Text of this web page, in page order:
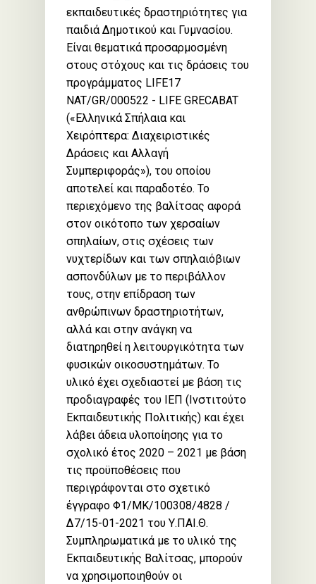
εκπαιδευτικές δραστηριότητες για
παιδιά Δημοτικού και Γυμνασίου.
Είναι θεματικά προσαρμοσμένη
στους στόχους και τις δράσεις του
προγράμματος LIFE17
NAT/GR/000522 - LIFE GRECABAT
(«Ελληνικά Σπήλαια και
Χειρόπτερα: Διαχειριστικές
Δράσεις και Αλλαγή
Συμπεριφοράς»), του οποίου
αποτελεί και παραδοτέο. Το
περιεχόμενο της βαλίτσας αφορά
στον οικότοπο των χερσαίων
σπηλαίων, στις σχέσεις των
νυχτερίδων και των σπηλαιόβιων
ασπονδύλων με το περιβάλλον
τους, στην επίδραση των
ανθρώπινων δραστηριοτήτων,
αλλά και στην ανάγκη να
διατηρηθεί η λειτουργικότητα των
φυσικών οικοσυστημάτων. Το
υλικό έχει σχεδιαστεί με βάση τις
προδιαγραφές του ΙΕΠ (Ινστιτούτο
Εκπαιδευτικής Πολιτικής) και έχει
λάβει άδεια υλοποίησης για το
σχολικό έτος 2020 – 2021 με βάση
τις προϋποθέσεις που
περιγράφονται στο σχετικό
έγγραφο Φ1/ΜΚ/100308/4828 /
Δ7/15-01-2021 του Υ.ΠΑΙ.Θ.
Συμπληρωματικά με το υλικό της
Εκπαιδευτικής Βαλίτσας, μπορούν
να χρησιμοποιηθούν οι